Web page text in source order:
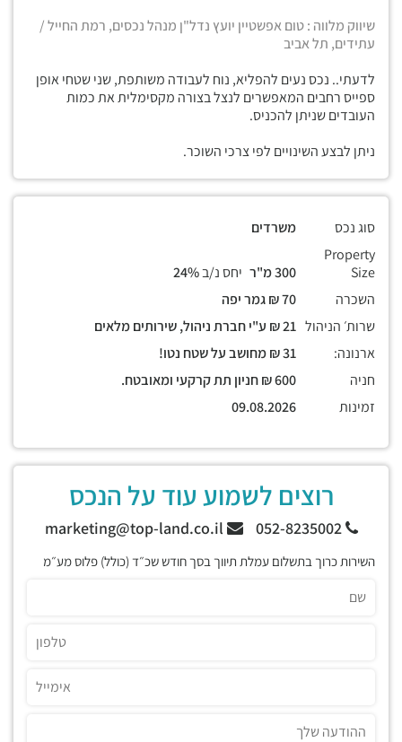
שיווק מלווה : טום אפשטיין יועץ נדל"ן מנהל נכסים, רמת החייל /
עתידים, תל אביב
לדעתי.. נכס נעים להפליא, נוח לעבודה משותפת, שני שטחי אופן
ספייס רחבים המאפשרים לנצל בצורה מקסימלית את כמות
העובדים שניתן להכניס.
ניתן לבצע השינויים לפי צרכי השוכר.
סוג נכס
משרדים
Property
Size
יחס נ/ב
השכרה
שרות׳ הניהול
ארנונה:
חניה
זמינות
רוצים לשמוע עוד על הנכס
052-8235002
השירות כרוך בתשלום עמלת תיווך בסך חודש שכ״ד (כולל) פלוס מע״מ